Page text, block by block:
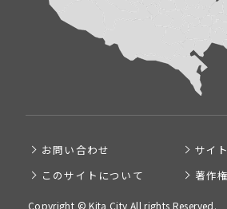
お問い合わせ
サイ
このサイトについて
著作
Copyright © Kita City All rights Reserved.